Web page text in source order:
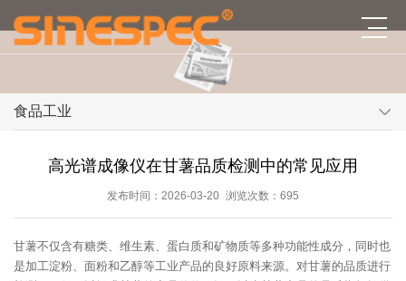
食品工业
高光谱成像仪在甘薯品质检测中的常见应用
发布时间：2026-03-20 浏览次数：695
甘薯不仅含有糖类、维生素、蛋白质和矿物质等多种功能性成分，同时也
是加工淀粉、面粉和乙醇等工业产品的良好原料来源。对甘薯的品质进行